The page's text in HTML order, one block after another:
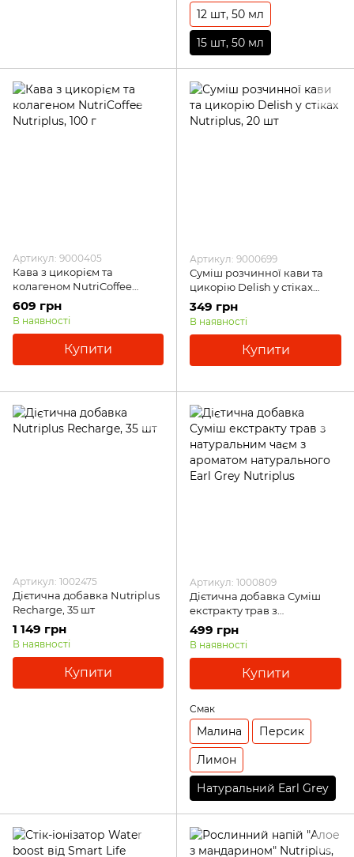
12 шт, 50 мл
15 шт, 50 мл
Артикул: 9000405
Кава з цикорієм та
колагеном NutriCoffee
Nutriplus, 100 г
609 грн
В наявності
Купити
Артикул: 9000699
Суміш розчинної кави та
цикорію Delish у стіках
Nutriplus, 20 шт
349 грн
В наявності
Купити
Артикул: 1002475
Дієтична добавка Nutriplus
Recharge, 35 шт
1 149 грн
В наявності
Купити
Артикул: 1000809
Дієтична добавка Суміш
екстракту трав з
натуральним чаєм з
ароматом натурального Earl
499 грн
В наявності
Купити
Смак
Малина
Персик
Лимон
Натуральний Earl Grey